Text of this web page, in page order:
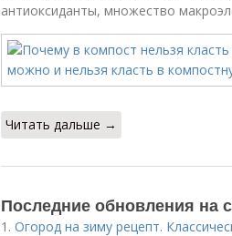
антиоксиданты, множество
Читать дальше →
Последние обновления на
1. Огород на зиму рецепт.